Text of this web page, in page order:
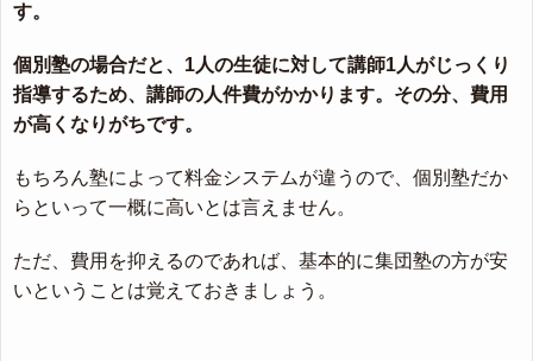
す。
個別塾の場合だと、1人の生徒に対して講師1人がじっくり
指導するため、講師の人件費がかかります。その分、費用
が高くなりがちです。
もちろん塾によって料金システムが違うので、個別塾だか
らといって一概に高いとは言えません。
ただ、費用を抑えるのであれば、基本的に集団塾の方が安
いということは覚えておきましょう。